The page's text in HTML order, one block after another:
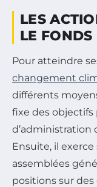
LES
LE FONDS
Pour atteindre
changement
différents
fixe des objectifs
d’administration
Ensuite, il
assemblées
positions sur